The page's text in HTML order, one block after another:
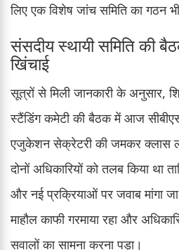
लिए एक विशेष जांच समिति का गठन
संसदीय स्थायी समिति की
खिंचाई
सूत्रों से मिली जानकारी के अनुसार,
स्टैंडिंग कमेटी की बैठक में आज
एजुकेशन सेक्रेटरी की जमकर क्लास
दोनों अधिकारियों को तलब किया था
और नई प्रक्रियाओं पर जवाब मांगा
माहौल काफी गरमाया रहा और
सवालों का सामना करना पड़ा।